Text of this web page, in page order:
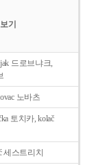
보기
드로브냐크,
노바츠
토치카, kolač
세스트리치